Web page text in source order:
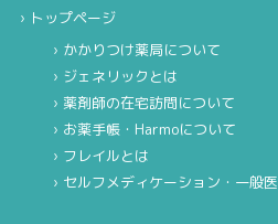
トップページ
かかりつけ薬局について
ジェネリックとは
薬剤師の在宅訪問について
お薬手帳・Harmoについて
フレイルとは
セルフメディケーション・一般